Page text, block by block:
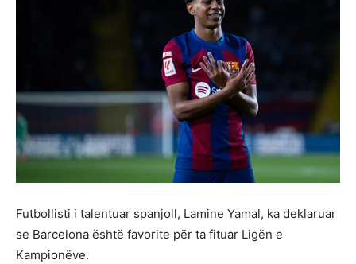
Futbollisti i talentuar spanjoll, Lamine Yamal, ka deklaruar
se Barcelona është favorite për ta fituar Ligën e
Kampionëve.